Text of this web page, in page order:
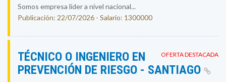
Somos empresa líder a nivel nacional...
Publicación: 22/07/2026 - Salario: 1300000
OFERTA DESTACADA
TÉCNICO O INGENIERO EN
PREVENCIÓN DE RIESGO - SANTIAGO